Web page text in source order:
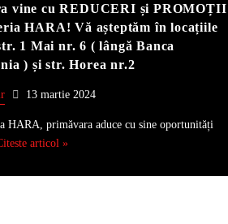
vine cu REDUCERI și PROMOȚII
HARA! Vă așteptăm în locațiile
1 Mai nr. 6 ( lângă Banca
) și str. Horea nr.2
13 martie 2024
HARA, primăvara aduce cu sine oportunități
articol »